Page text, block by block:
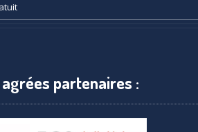
partenaires :